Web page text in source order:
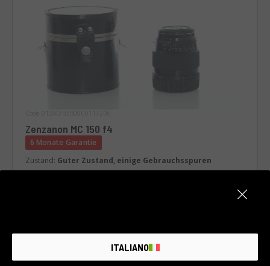
Zenzanon MC 150 f4
6 Monate Garantie
Zustand: Guter Zustand, einige Gebrauchsspuren
ITALIANO